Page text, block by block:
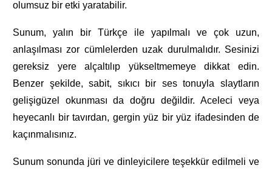
olumsuz bir etki yaratabilir.
Sunum, yalın bir Türkçe ile yapılmalı ve çok uzun,
anlaşılması zor cümlelerden uzak durulmalıdır. Sesinizi
gereksiz yere alçaltılıp yükseltmemeye dikkat edin.
Benzer şekilde, sabit, sıkıcı bir ses tonuyla slaytların
gelişigüzel okunması da doğru değildir. Aceleci veya
heyecanlı bir tavırdan, gergin yüz bir yüz ifadesinden de
kaçınmalısınız.
Sunum sonunda jüri ve dinleyicilere teşekkür edilmeli ve